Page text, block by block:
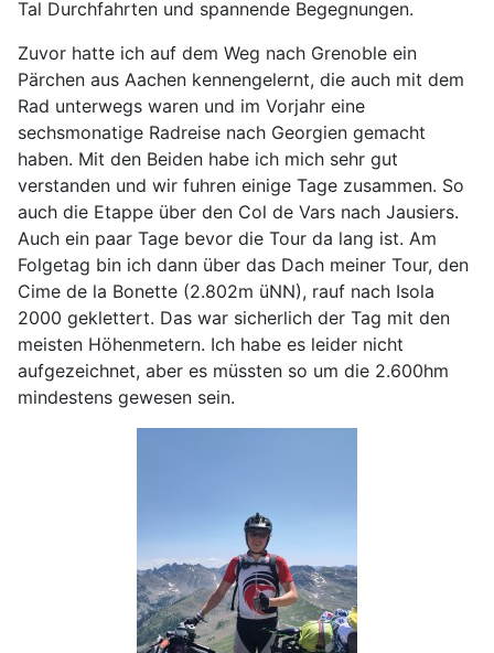
Tal Durchfahrten und spannende Begegnungen.
Zuvor hatte ich auf dem Weg nach Grenoble ein
Pärchen aus Aachen kennengelernt, die auch mit dem
Rad unterwegs waren und im Vorjahr eine
sechsmonatige Radreise nach Georgien gemacht
haben. Mit den Beiden habe ich mich sehr gut
verstanden und wir fuhren einige Tage zusammen. So
auch die Etappe über den Col de Vars nach Jausiers.
Auch ein paar Tage bevor die Tour da lang ist. Am
Folgetag bin ich dann über das Dach meiner Tour, den
Cime de la Bonette (2.802m üNN), rauf nach Isola
2000 geklettert. Das war sicherlich der Tag mit den
meisten Höhenmetern. Ich habe es leider nicht
aufgezeichnet, aber es müssten so um die 2.600hm
mindestens gewesen sein.